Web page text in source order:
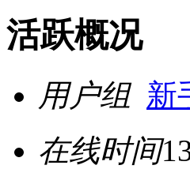
活跃概况
用户组 新
在线时间